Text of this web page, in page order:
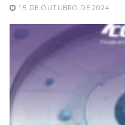
15 DE OUTUBRO DE 2024